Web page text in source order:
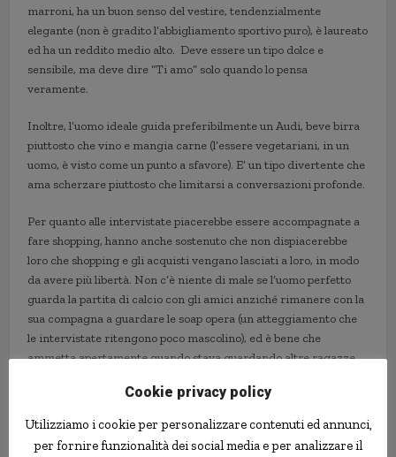
marroni, ha un buon senso del vestire, tendenzialmente
elegante (non è gradito l’abbigliamento sportivo puro), è laureato
ed ha un reddito medio alto. Deve essere un tipo dolce e
sensibile, ma deve dire “Ti amo” solo quando lo pensa
veramente.
Inoltre, l’uomo ideale guida preferibilmente un Audi, beve birra
piuttosto che vino e mangia carne (l’essere vegetariani, in un
uomo, è visto come un punto a sfavore). E’ un tipo divertente che
ama scherzare piuttosto che limitarsi a conversazioni profonde.
Per quanto alle intervistate piacerebbe essere accompagnate a
fare shopping, hanno anche sostenuto che non dispiacerebbe
loro che shopping e gli acquisti vengano lasciati a loro, in modo
da avere più libertà. Non c’è niente di male se l’uomo perfetto
guarda la partita di calcio con gli amici anziché rimanere con la
sua compagna a guardare le soap opera (un atteggiamento che
le intervistate ritengono poco mascolino), ed è bene che
ammetta apertamente quando stava guardando altre ragazze
deve telefonare alla madre due volte a settimane (non troppe da
essere considerato “mammone”, ma neanche troppo poche da
essere considerato poco attento alla famiglia).
Cookie privacy policy
Utilizziamo i cookie per personalizzare contenuti ed annunci,
per fornire funzionalità dei social media e per analizzare il